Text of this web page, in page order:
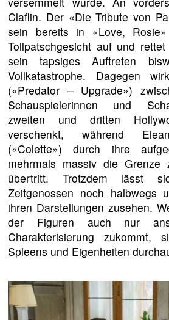
Claflin. Der «Die Tribute von
sein bereits in «Love, Rosie»
Tollpatschgesicht auf und
sein tapsiges Auftreten
Vollkatastrophe. Dagegen
(«Predator – Upgrade»)
Schauspielerinnen und
zweiten und dritten
verschenkt, während
(«Colette») durch ihre
mehrmals massiv die Grenze
übertritt. Trotzdem lässt
Zeitgenossen noch halbwegs
ihren Darstellungen zusehen.
der Figuren auch nur
Charakterisierung zukommt,
Spleens und Eigenheiten